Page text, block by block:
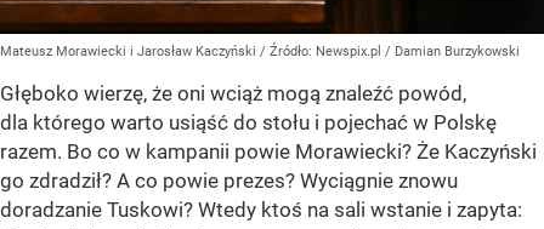
Mateusz Morawiecki i Jarosław Kaczyński / Źródło: Newspix.pl / Damian Burzykowski
Głęboko wierzę, że oni wciąż mogą znaleźć powód,
dla którego warto usiąść do stołu i pojechać w Polskę
razem. Bo co w kampanii powie Morawiecki? Że Kaczyński
go zdradził? A co powie prezes? Wyciągnie znowu
doradzanie Tuskowi? Wtedy ktoś na sali wstanie i zapyta: